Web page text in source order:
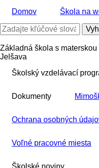
hlavný
obsah
Domov
Škola na
Vyhľadávanie
Základná škola s
Jelšava
Školský vzdelávací
Dokumenty
Ochrana osobných
Voľné pracovné miesta
Školské noviny